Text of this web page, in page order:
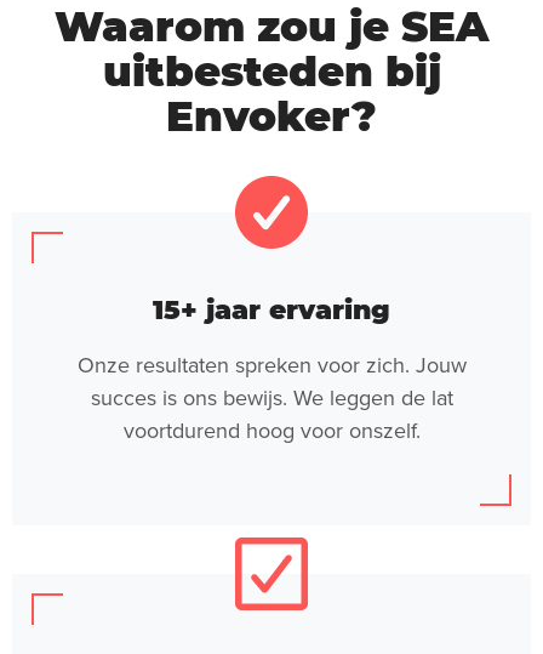
Waarom zou je SEA
uitbesteden bij
Envoker?
15+ jaar ervaring
Onze resultaten spreken voor zich. Jouw
succes is ons bewijs. We leggen de lat
voortdurend hoog voor onszelf.